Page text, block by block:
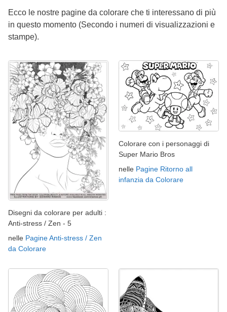
Ecco le nostre pagine da colorare che ti interessano di più
in questo momento (Secondo i numeri di visualizzazioni e
stampe).
Disegni da colorare per adulti :
Anti-stress / Zen - 5
nelle Pagine Anti-stress / Zen
da Colorare
Colorare con i personaggi di
Super Mario Bros
nelle Pagine Ritorno all
infanzia da Colorare